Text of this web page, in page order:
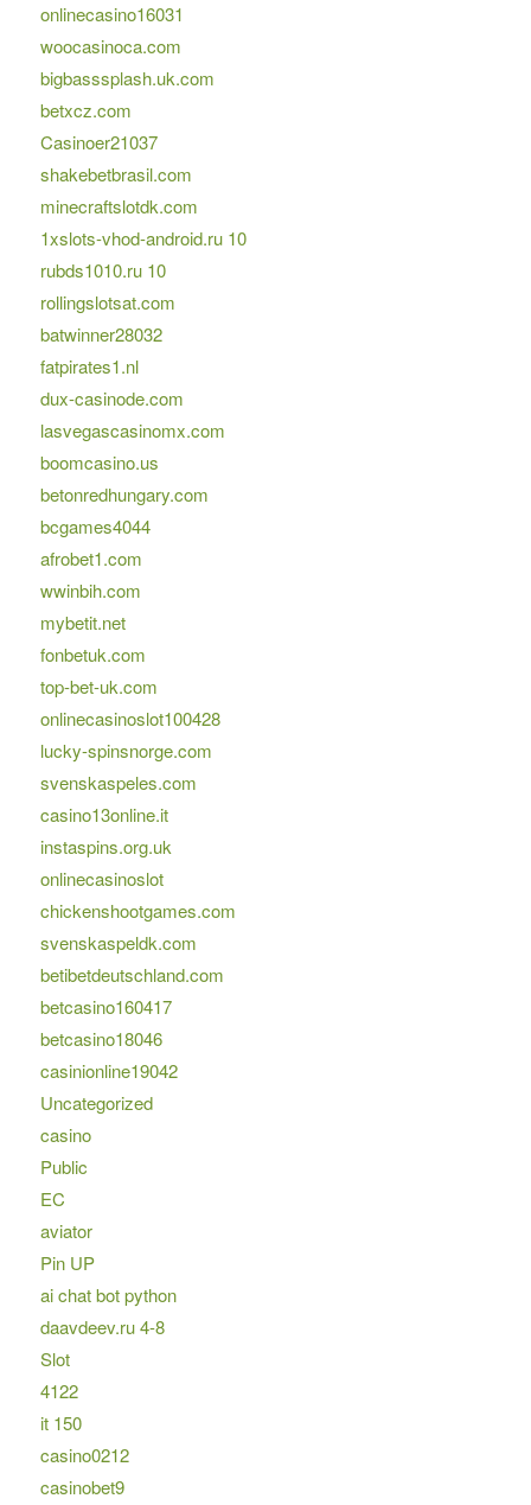
onlinecasino16031
woocasinoca.com
bigbasssplash.uk.com
betxcz.com
Casinoer21037
shakebetbrasil.com
minecraftslotdk.com
1xslots-vhod-android.ru 10
rubds1010.ru 10
rollingslotsat.com
batwinner28032
fatpirates1.nl
dux-casinode.com
lasvegascasinomx.com
boomcasino.us
betonredhungary.com
bcgames4044
afrobet1.com
wwinbih.com
mybetit.net
fonbetuk.com
top-bet-uk.com
onlinecasinoslot100428
lucky-spinsnorge.com
svenskaspeles.com
casino13online.it
instaspins.org.uk
onlinecasinoslot
chickenshootgames.com
svenskaspeldk.com
betibetdeutschland.com
betcasino160417
betcasino18046
casinionline19042
Uncategorized
casino
Public
EC
aviator
Pin UP
ai chat bot python
daavdeev.ru 4-8
Slot
4122
it 150
casino0212
casinobet9